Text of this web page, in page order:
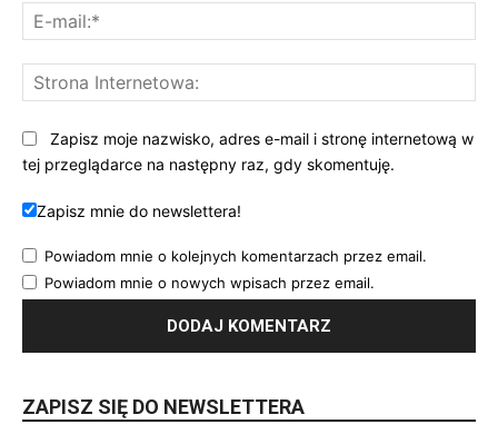
Zapisz moje nazwisko, adres e-mail i stronę internetową w
tej przeglądarce na następny raz, gdy skomentuję.
Zapisz mnie do newslettera!
Powiadom mnie o kolejnych komentarzach przez email.
Powiadom mnie o nowych wpisach przez email.
ZAPISZ SIĘ DO NEWSLETTERA